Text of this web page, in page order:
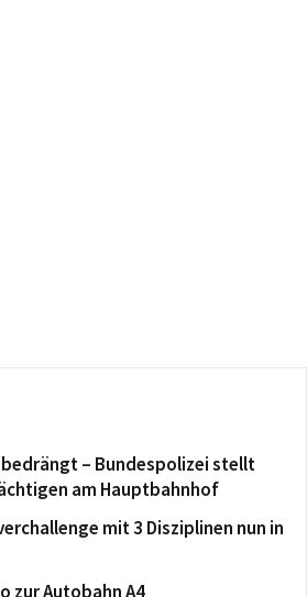
– Bundespolizei stellt
am Hauptbahnhof
mit 3 Disziplinen nun in
zur Autobahn A4